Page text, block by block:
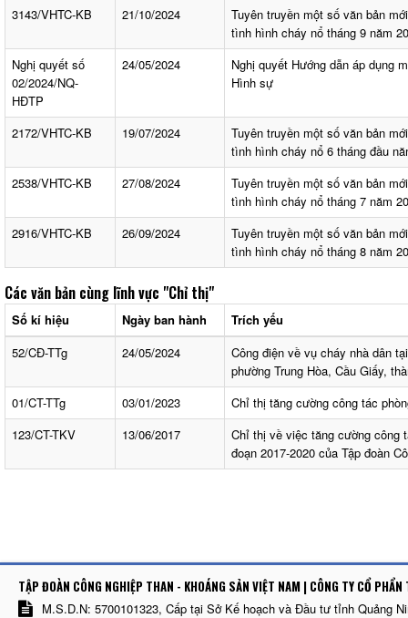
3143/VHTC-KB
21/10/2024
Tuyên truyền một số văn bản
tình hình cháy nổ tháng 9 năm
Nghị quyết số
02/2024/NQ-
HĐTP
24/05/2024
Nghị quyết Hướng dẫn áp dụng
Hình sự
2172/VHTC-KB 19/07/2024
Tuyên truyền một số văn bản
tình hình cháy nổ 6 tháng đầu
2538/VHTC-KB
27/08/2024
Tuyên truyền một số văn bản
tình hình cháy nổ tháng 7 năm
2916/VHTC-KB
26/09/2024
Tuyên truyền một số văn bản
tình hình cháy nổ tháng 8 năm
Các văn bản cùng lĩnh vực "Chỉ thị"
Số kí hiệu Ngày ban hành
Trích yếu
52/CĐ-TTg
24/05/2024
Công điện về vụ cháy nhà dân
phường Trung Hòa, Cầu Giấy,
01/CT-TTg
03/01/2023
Chỉ thị tăng cường công tác
123/CT-TKV
13/06/2017
Chỉ thị về việc tăng cường công
đoạn 2017-2020 của Tập đoàn
TẬP ĐOÀN CÔNG NGHIỆP THAN - KHOÁNG SẢN VIỆT NAM | CÔNG TY CỔ
M.S.D.N: 5700101323, Cấp tại Sở Kế hoạch và Đầu tư tỉnh Quảng